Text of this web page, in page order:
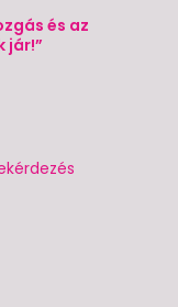
és az
jár!”